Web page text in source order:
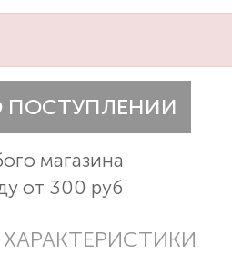
магазина
от 300 руб
ХАРАКТЕРИСТИКИ